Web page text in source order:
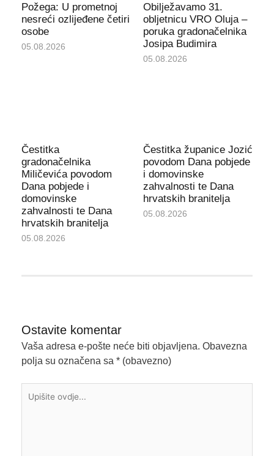
Požega: U prometnoj
nesreći ozlijeđene četiri
osobe
05.08.2026
Obilježavamo 31.
obljetnicu VRO Oluja –
poruka gradonačelnika
Josipa Budimira
05.08.2026
Čestitka
gradonačelnika
Miličevića povodom
Dana pobjede i
domovinske
zahvalnosti te Dana
hrvatskih branitelja
05.08.2026
Čestitka županice Jozić
povodom Dana pobjede
i domovinske
zahvalnosti te Dana
hrvatskih branitelja
05.08.2026
Ostavite komentar
Vaša adresa e-pošte neće biti objavljena. Obavezna
polja su označena sa * (obavezno)
ovdje...